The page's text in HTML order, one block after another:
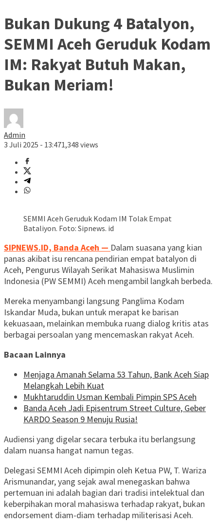
Bukan Dukung 4 Batalyon,
SEMMI Aceh Geruduk Kodam
IM: Rakyat Butuh Makan,
Bukan Meriam!
Admin
3 Juli 2025 - 13:471,348 views
SEMMI Aceh Geruduk Kodam IM Tolak Empat
Bataliyon. Foto: Sipnews. id
SIPNEWS.ID, Banda Aceh — Dalam suasana yang kian
panas akibat isu rencana pendirian empat batalyon di
Aceh, Pengurus Wilayah Serikat Mahasiswa Muslimin
Indonesia (PW SEMMI) Aceh mengambil langkah berbeda.
Mereka menyambangi langsung Panglima Kodam
Iskandar Muda, bukan untuk merapat ke barisan
kekuasaan, melainkan membuka ruang dialog kritis atas
berbagai persoalan yang mencemaskan rakyat Aceh.
Bacaan Lainnya
Menjaga Amanah Selama 53 Tahun, Bank Aceh Siap
Melangkah Lebih Kuat
Mukhtaruddin Usman Kembali Pimpin SPS Aceh
Banda Aceh Jadi Episentrum Street Culture, Geber
KARDO Season 9 Menuju Rusia!
Audiensi yang digelar secara terbuka itu berlangsung
dalam nuansa hangat namun tegas.
Delegasi SEMMI Aceh dipimpin oleh Ketua PW, T. Wariza
Arismunandar, yang sejak awal menegaskan bahwa
pertemuan ini adalah bagian dari tradisi intelektual dan
keberpihakan moral mahasiswa terhadap rakyat, bukan
endorsement diam-diam terhadap militerisasi Aceh.